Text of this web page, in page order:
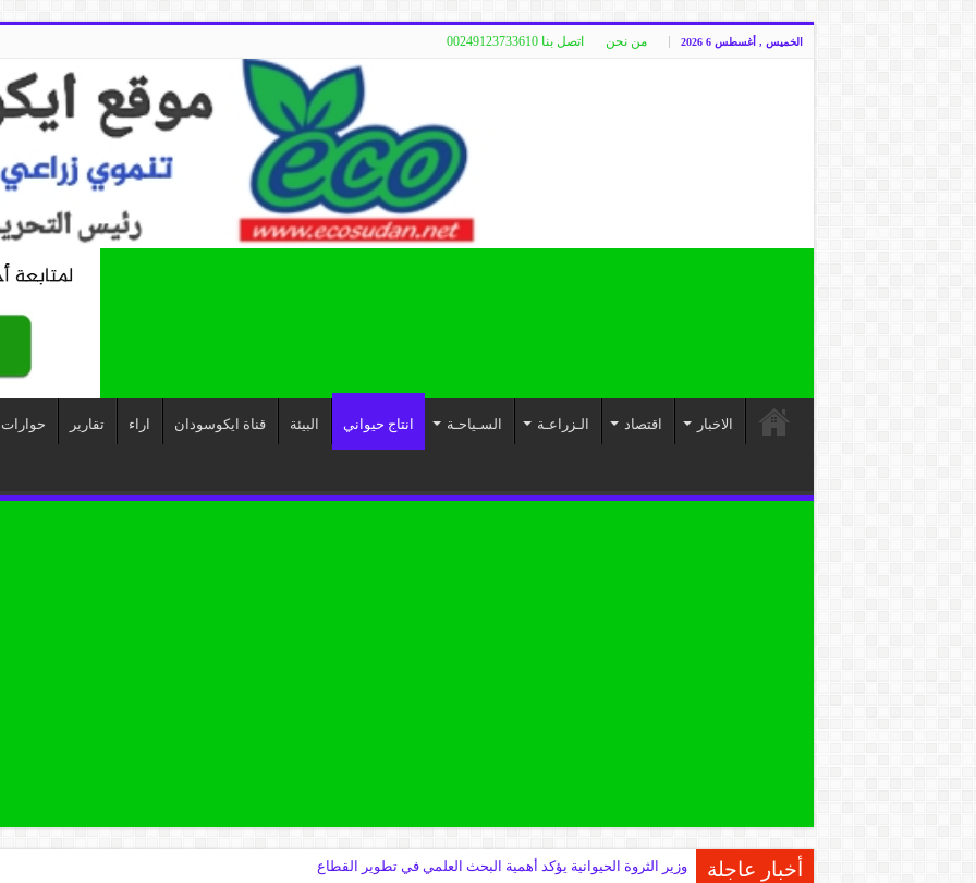
الخميس , أغسطس 6 2026 من نحن اتصل بنا 00249123733610
الاخبار اقتصاد الـزراعـة السـياحـة انتاج حيواني البيئة قناة ايكوسودان اراء تقارير حوارات
أخبار عاجلة وزير الثروة الحيوانية يؤكد أهمية البحث العلمي في تطوير القطاع